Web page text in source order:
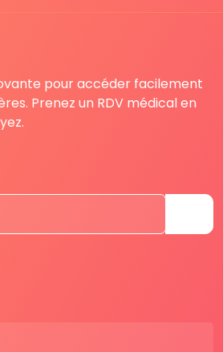
pour accéder facilement
Prenez un RDV médical en